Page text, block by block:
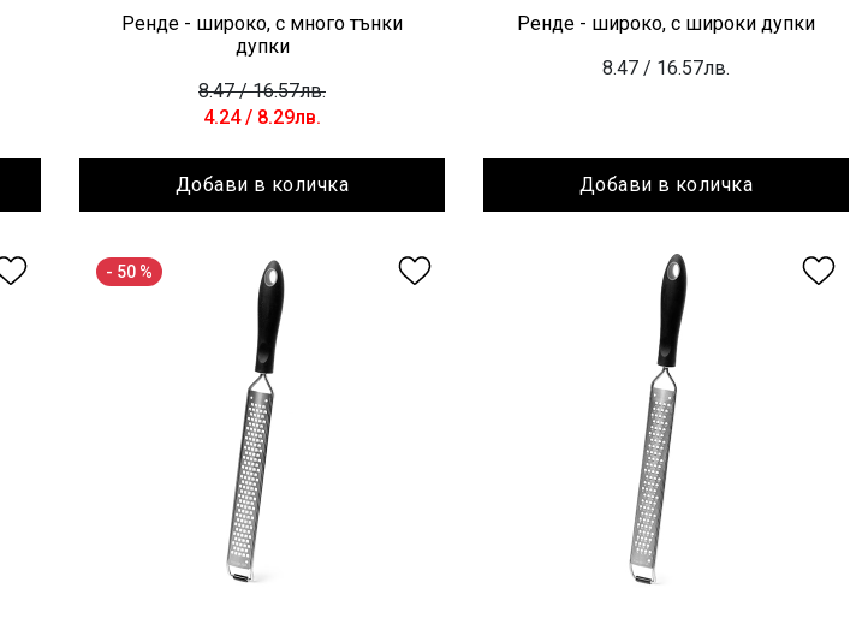
Ренде - широко, с много тънки
дупки
8.47 / 16.57лв.
4.24 / 8.29лв.
Добави в количка
Ренде - широко, с широки дупки
8.47 / 16.57лв.
Добави в количка
- 50 %